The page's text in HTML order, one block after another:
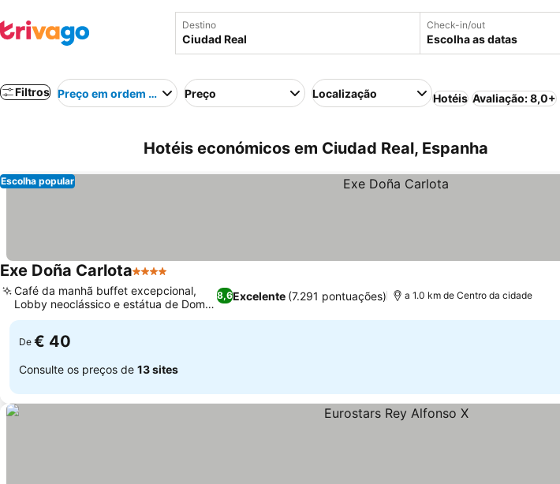
Destino Check-in/out
Escolha as datas
Filtros Preço em ordem crescentePreço Localização Hotéis Avaliação: 8,0+
Hotéis económicos em Ciudad Real, Espanha
Escolha popular
Exe Doña Carlota4 Estrelas
8,6Excelente (7.291 pontuações)
Café da manhã buffet excepcional,
Lobby neoclássico e estátua de Dom
Quixote
a 1.0 km de Centro da cidade
De € 40
Consulte os preços de 13 sites